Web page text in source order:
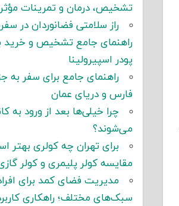
تشخیص، درمان و تمرینات
راز سلامتی فضانوردان در
راهنمای جامع تشخیص و خرید
پودر اسپیرولینا
راهنمای جامع برای سفر به
فارس و دریای عمان
چرا خیلی‌ها بعد از ورود به
می‌شوند؟
برای تهران چه کولری بهتر
مقایسه کولر پلیمری و کولر
مدیریت فضای کمد برای
سبک‌های مختلف؛ راهکاری